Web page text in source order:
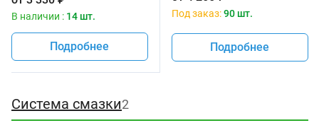
В наличии : 14 шт.
Подробнее
Под заказ:90 шт.
Подробнее
Система смазки2